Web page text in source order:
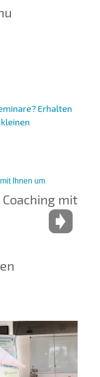
Ihnen um
mit
Erhalten